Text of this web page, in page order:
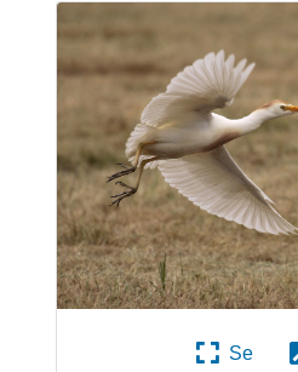
Se